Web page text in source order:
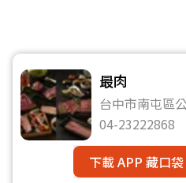
最肉
台中市南屯區
04-23222868
下載 APP 藏口袋